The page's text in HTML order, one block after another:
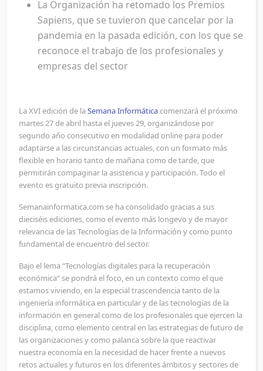
La Organización ha retomado los Premios
Sapiens, que se tuvieron que cancelar por la
pandemia en la pasada edición, con los que se
reconoce el trabajo de los profesionales y
empresas del sector
La XVI edición de laSemana Informáticacomenzará el próximo
martes 27 de abril hasta el jueves 29, organizándose por
segundo año consecutivo en modalidad online para poder
adaptarse a las circunstancias actuales, con un formato más
flexible en horario tanto de mañana como de tarde, que
permitirán compaginar la asistencia y participación. Todo el
evento es gratuito previa inscripción.
Semanainformatica.com se ha consolidado gracias a sus
dieciséis ediciones, como el evento más longevo y de mayor
relevancia de las Tecnologías de la Información y como punto
fundamental de encuentro del sector.
Bajo el lema “Tecnologías digitales para la recuperación
económica” se pondrá el foco, en un contexto como el que
estamos viviendo, en la especial trascendencia tanto de la
ingeniería informática en particular y de las tecnologías de la
información en general como de los profesionales que ejercen la
disciplina, como elemento central en las estrategias de futuro de
las organizaciones y como palanca sobre la que reactivar
nuestra economía en la necesidad de hacer frente a nuevos
retos actuales y futuros en los diferentes ámbitos y sectores de